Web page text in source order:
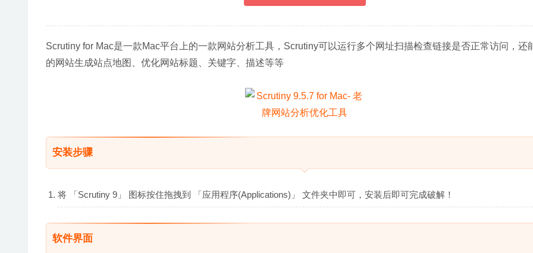
Scrutiny for Mac是一款Mac平台上的一款网站分析工具，Scrutiny可以运行多个网址扫描检查链接是否正常访问，还
的网站生成站点地图、优化网站标题、关键字、描述等等
安装步骤
将 「Scrutiny 9」 图标按住拖拽到 「应用程序(Applications)」 文件夹中即可，安装后即可完成破解！
软件界面